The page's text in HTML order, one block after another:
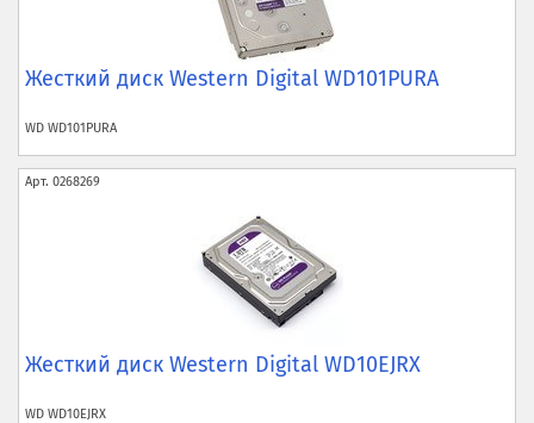
Жесткий диск Western Digital WD101PURA
WD WD101PURA
Арт. 0268269
Жесткий диск Western Digital WD10EJRX
WD WD10EJRX